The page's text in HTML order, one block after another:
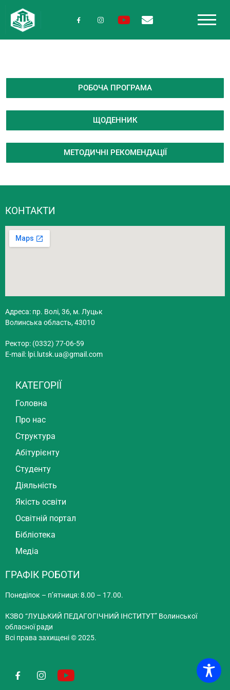
РОБОЧА ПРОГРАМА
ЩОДЕННИК
МЕТОДИЧНІ РЕКОМЕНДАЦІЇ
КОНТАКТИ
Адреса: пр. Волі, 36, м. Луцьк
Волинська область, 43010
Ректор: (0332) 77-06-59
E-mail: lpi.lutsk.ua@gmail.com
КАТЕГОРІЇ
Головна
Про нас
Структура
Абітурієнту
Студенту
Діяльність
Якість освіти
Освітній портал
Бібліотека
Медіа
ГРАФІК РОБОТИ
Понеділок – п’ятниця: 8.00 – 17.00.
КЗВО “ЛУЦЬКИЙ ПЕДАГОГІЧНИЙ ІНСТИТУТ” Волинської
обласної ради
Всі права захищені © 2025.